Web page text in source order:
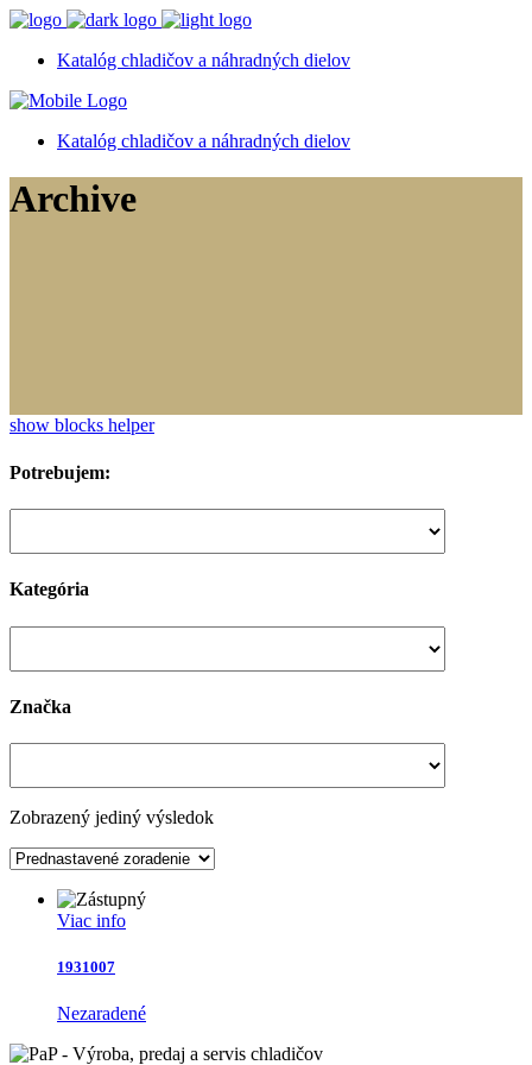
Katalóg chladičov a náhradných dielov
Katalóg chladičov a náhradných dielov
Archive
show blocks helper
Potrebujem:
Kategória
Značka
Zobrazený jediný výsledok
Viac info
1931007
Nezaradené